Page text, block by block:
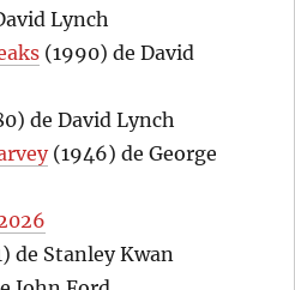
Lynch
(1990) de David
de David Lynch
(1946) de George
de Stanley Kwan